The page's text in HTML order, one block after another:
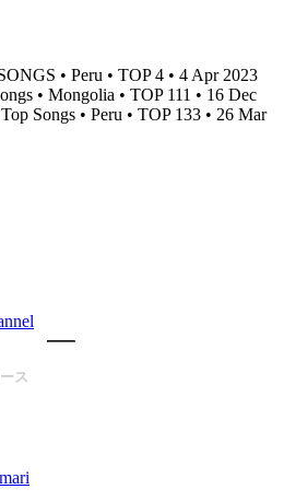
• Peru • TOP 4 • 4 Apr 2023
• Mongolia • TOP 111 • 16 Dec
Songs • Peru • TOP 133 • 26 Mar
ス